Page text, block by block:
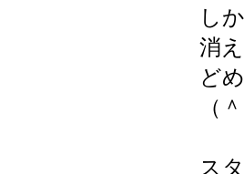
し
消
ど
（
ス